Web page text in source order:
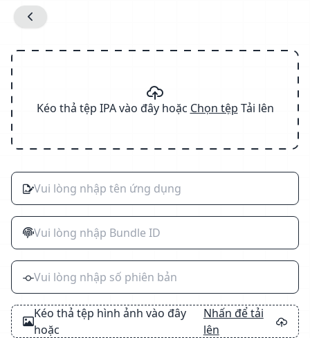
Kéo thả tệp IPA vào đây hoặc Chọn tệp Tải lên
Kéo thả tệp hình ảnh vào đây
hoặc
Nhấn để tải
lên